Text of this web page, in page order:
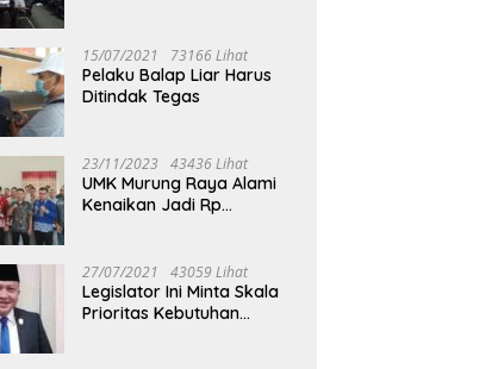
15/07/2021 73166 Lihat
Pelaku Balap Liar Harus
Ditindak Tegas
23/11/2023 43436 Lihat
UMK Murung Raya Alami
Kenaikan Jadi Rp
27/07/2021 43059 Lihat
Legislator Ini Minta Skala
Prioritas Kebutuhan